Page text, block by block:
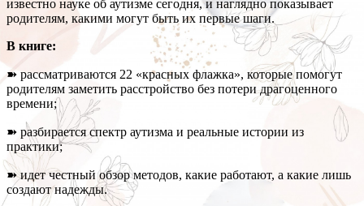
известно науке об аутизме сегодня, и наглядно показывает
родителям, какими могут быть их первые шаги.
В книге:
➽ рассматриваются 22 «красных флажка», которые помогут
родителям заметить расстройство без потери драгоценного
времени;
➽ разбирается спектр аутизма и реальные истории из
практики;
➽ идет честный обзор методов, какие работают, а какие лишь
создают надежды.